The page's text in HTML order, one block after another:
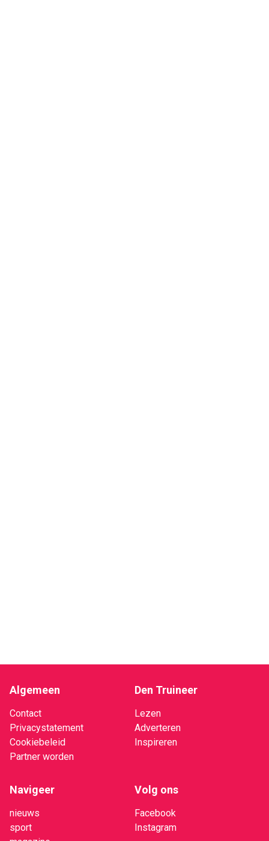
Algemeen
Contact
Privacystatement
Cookiebeleid
Partner worden
Den Truineer
Lezen
Adverteren
Inspireren
Navigeer
nieuws
sport
Volg ons
Facebook
Instagram